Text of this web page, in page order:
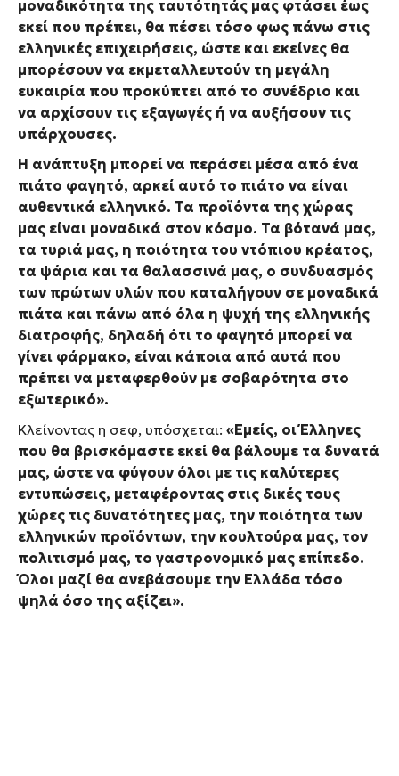
μοναδικότητα της ταυτότητάς μας φτάσει έως
εκεί που πρέπει, θα πέσει τόσο φως πάνω στις
ελληνικές επιχειρήσεις, ώστε και εκείνες θα
μπορέσουν να εκμεταλλευτούν τη μεγάλη
ευκαιρία που προκύπτει από το συνέδριο και
να αρχίσουν τις εξαγωγές ή να αυξήσουν τις
υπάρχουσες.
Η ανάπτυξη μπορεί να περάσει μέσα από ένα
πιάτο φαγητό, αρκεί αυτό το πιάτο να είναι
αυθεντικά ελληνικό. Τα προϊόντα της χώρας
μας είναι μοναδικά στον κόσμο. Τα βότανά μας,
τα τυριά μας, η ποιότητα του ντόπιου κρέατος,
τα ψάρια και τα θαλασσινά μας, ο συνδυασμός
των πρώτων υλών που καταλήγουν σε μοναδικά
πιάτα και πάνω από όλα η ψυχή της ελληνικής
διατροφής, δηλαδή ότι το φαγητό μπορεί να
γίνει φάρμακο, είναι κάποια από αυτά που
πρέπει να μεταφερθούν με σοβαρότητα στο
εξωτερικό».
Κλείνοντας η σεφ, υπόσχεται: «Εμείς, οι Έλληνες
που θα βρισκόμαστε εκεί θα βάλουμε τα δυνατά
μας, ώστε να φύγουν όλοι με τις καλύτερες
εντυπώσεις, μεταφέροντας στις δικές τους
χώρες τις δυνατότητες μας, την ποιότητα των
ελληνικών προϊόντων, την κουλτούρα μας, τον
πολιτισμό μας, το γαστρονομικό μας επίπεδο.
Όλοι μαζί θα ανεβάσουμε την Ελλάδα τόσο
ψηλά όσο της αξίζει».